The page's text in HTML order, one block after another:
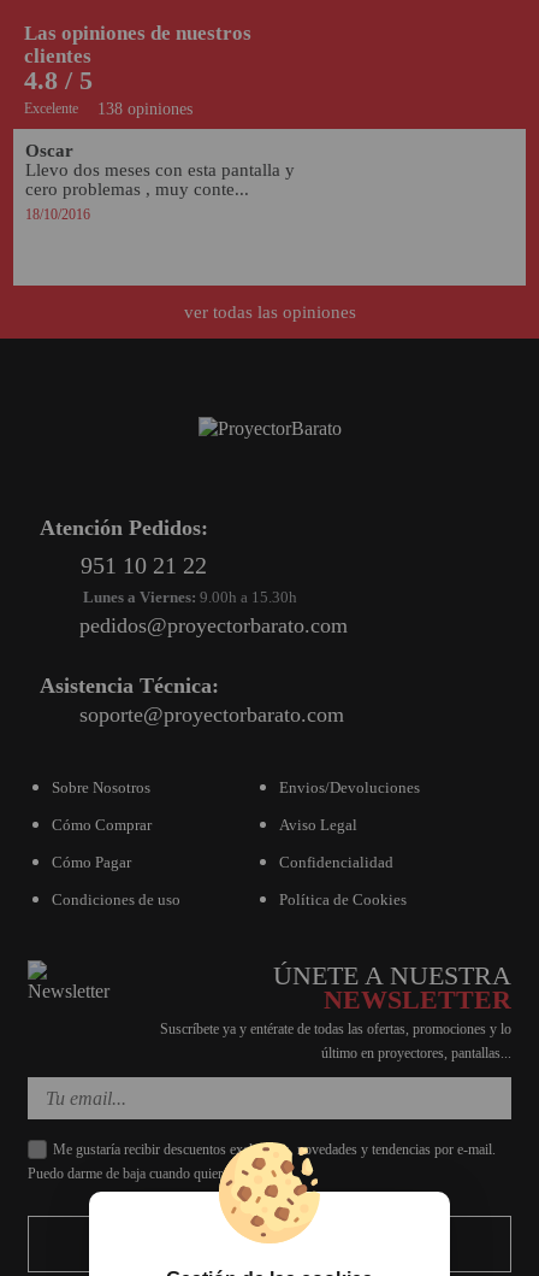
138 opiniones
4.8 / 5
Excelente
Las opiniones de nuestros
clientes
Oscar
Llevo dos meses con esta pantalla y
cero problemas , muy conte...
18/10/2016
ver todas las opiniones
Atención Pedidos:
951 10 21 22
Lunes a Viernes: 9.00h a 15.30h
pedidos@proyectorbarato.com
Asistencia Técnica:
soporte@proyectorbarato.com
Sobre Nosotros
Cómo Comprar
Cómo Pagar
Condiciones de uso
Envios/Devoluciones
Aviso Legal
Confidencialidad
Política de Cookies
ÚNETE A NUESTRA
NEWSLETTER
Suscríbete ya y entérate de todas las ofertas, promociones y lo
último en proyectores, pantallas...
Me gustaría recibir descuentos exclusivos, novedades y tendencias por e-mail.
Puedo darme de baja cuando quiera.
ENVIAR